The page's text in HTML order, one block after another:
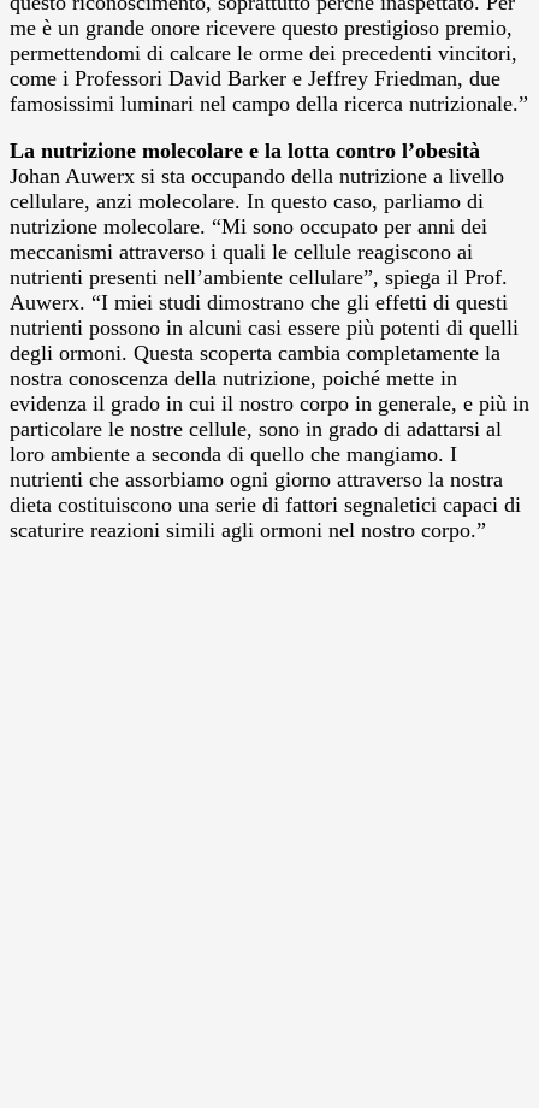
me è un grande onore ricevere questo prestigioso premio,
permettendomi di calcare le orme dei precedenti vincitori,
come i Professori David Barker e Jeffrey Friedman, due
famosissimi luminari nel campo della ricerca nutrizionale.”
La nutrizione molecolare e la lotta contro l’obesità
Johan Auwerx si sta occupando della nutrizione a livello
cellulare, anzi molecolare. In questo caso, parliamo di
nutrizione molecolare. “Mi sono occupato per anni dei
meccanismi attraverso i quali le cellule reagiscono ai
nutrienti presenti nell’ambiente cellulare”, spiega il Prof.
Auwerx. “I miei studi dimostrano che gli effetti di questi
nutrienti possono in alcuni casi essere più potenti di quelli
degli ormoni. Questa scoperta cambia completamente la
nostra conoscenza della nutrizione, poiché mette in
evidenza il grado in cui il nostro corpo in generale, e più in
particolare le nostre cellule, sono in grado di adattarsi al
loro ambiente a seconda di quello che mangiamo. I
nutrienti che assorbiamo ogni giorno attraverso la nostra
dieta costituiscono una serie di fattori segnaletici capaci di
scaturire reazioni simili agli ormoni nel nostro corpo.”